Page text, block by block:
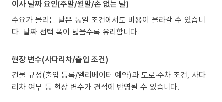
이사 날짜 요인(주말/월말/손 없는 날)
수요가 몰리는 날은 동일 조건에서도 비용이 올라갈 수 있습니
다. 날짜 선택 폭이 넓을수록 유리합니다.
현장 변수(사다리차/출입 조건)
건물 규정(출입 등록/엘리베이터 예약)과 도로·주차 조건, 사다
리차 여부 등 현장 변수가 견적에 반영될 수 있습니다.